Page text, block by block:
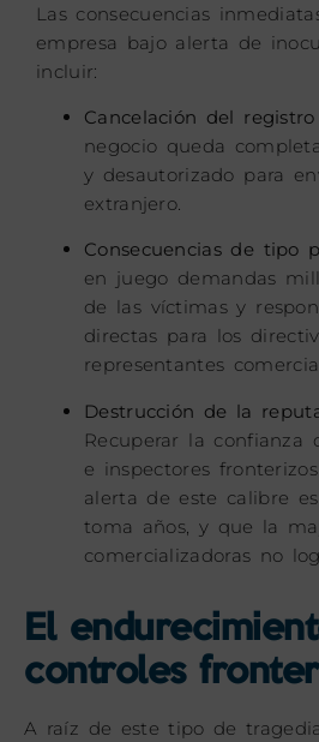
Las consecuencias
empresa bajo alerta de
incluir:
Cancelación del
negocio queda
y desautorizado para
extranjero.
Consecuencias de tipo
en juego demandas
de las víctimas y
directas para los
representantes
Destrucción de la
Recuperar la confianza
e inspectores
alerta de este calibre
toma años, y que la
comercializadoras no
El
controles
A raíz de este tipo de